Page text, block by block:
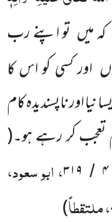
کہ میں تو اپنےرب
اور کسی کو اس کا
نیا اور ناپسندیدہ کام
کر رہے ہو۔(
۴ / ۳۱۹، ابو سعود،
، ملتقطاً)